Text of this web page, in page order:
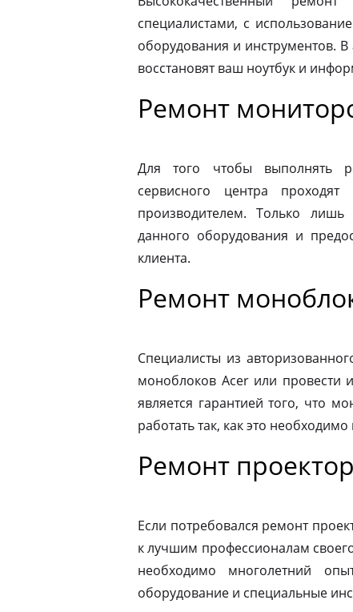
специалистами, с
оборудования и инструментов.
восстановят ваш ноутбук и
Ремонт
Для того чтобы выполнять
сервисного центра
производителем. Только
данного оборудования и
клиента.
Ремонт
Специалисты из
моноблоков Acer или провести
является гарантией того, что
работать так, как это
Ремонт
Если потребовался ремонт
к лучшим профессионалам
необходимо многолетний
оборудование и специальные